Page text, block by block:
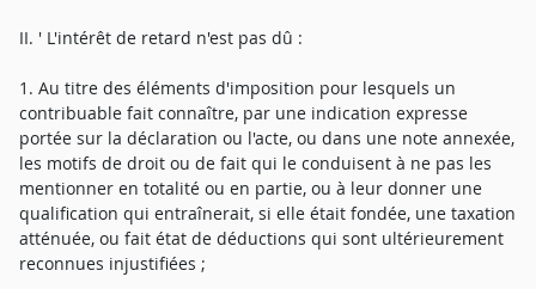
II. ' L'intérêt de retard n'est pas dû :
1. Au titre des éléments d'imposition pour lesquels un
contribuable fait connaître, par une indication expresse
portée sur la déclaration ou l'acte, ou dans une note annexée,
les motifs de droit ou de fait qui le conduisent à ne pas les
mentionner en totalité ou en partie, ou à leur donner une
qualification qui entraînerait, si elle était fondée, une taxation
atténuée, ou fait état de déductions qui sont ultérieurement
reconnues injustifiées ;